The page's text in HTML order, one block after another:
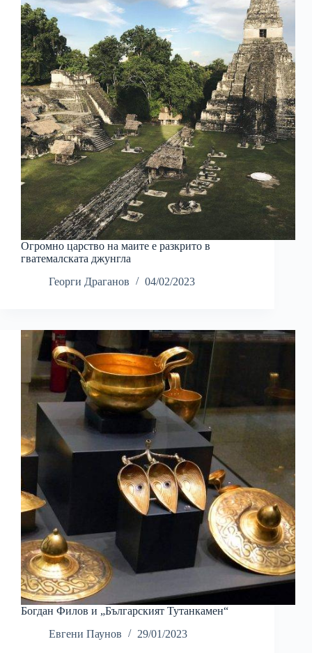
Огромно царство на маите е разкрито в
гватемалската джунгла
Георги Драганов
04/02/2023
Богдан Филов и „Българският Тутанкамен“
Евгени Паунов
29/01/2023